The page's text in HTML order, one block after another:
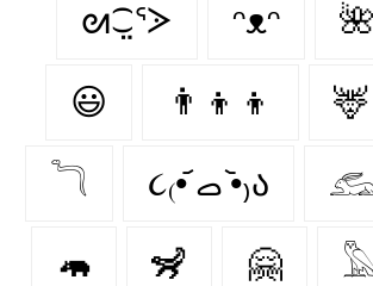
ᘛ⁐̤ᕐᐷ ᵔᴥᵔ 🌺
😃 👨‍👦‍👦 🦌
𓆓 ૮₍•᷄ ࡇ •᷅₎ა
🦛 🦨 🤗